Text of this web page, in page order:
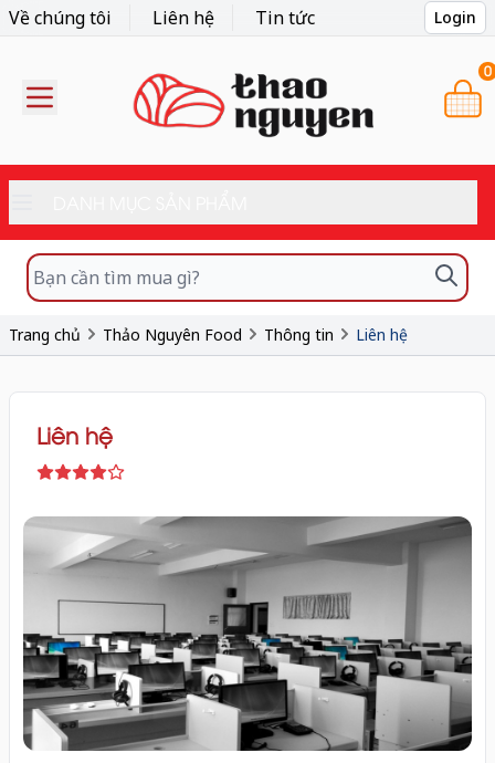
Về chúng tôi Liên hệ Tin tức Login
0
Trang chủ Thảo Nguyên Food Thông tin Liên hệ
Liên hệ